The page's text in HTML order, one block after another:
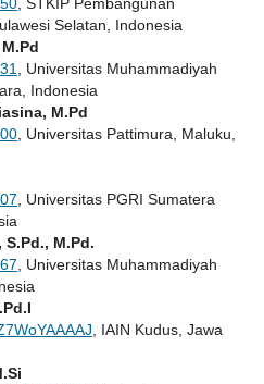
Selatan, Indonesia
, Universitas Muhammadiyah
Indonesia
M.Pd
, Universitas Pattimura, Maluku,
, Universitas PGRI Sumatera
S.Pd., M.Pd.
, Universitas Muhammadiyah
, IAIN Kudus, Jawa